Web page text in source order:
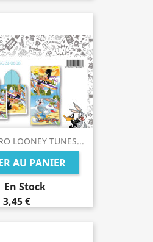
LOONEY TUNES...
AU PANIER
En Stock
3,45 €